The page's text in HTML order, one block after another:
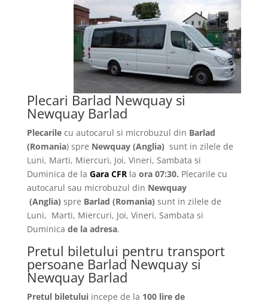
Plecari Barlad Newquay si
Newquay Barlad
Plecarilecu autocarul si microbuzul din Barlad
(Romania) spre Newquay (Anglia) sunt in zilele de
Luni, Marti, Miercuri, Joi, Vineri, Sambata si
Duminica de la Gara CFRla ora 07:30. Plecarile cu
autocarul sau microbuzul din Newquay
(Anglia) spre Barlad (Romania) sunt in zilele de
Luni, Marti, Miercuri, Joi, Vineri, Sambata si
Duminica de la adresa.
Pretul biletului pentru transport
persoane Barlad Newquay si
Newquay Barlad
Pretul biletuluiincepe de la 100 lire de